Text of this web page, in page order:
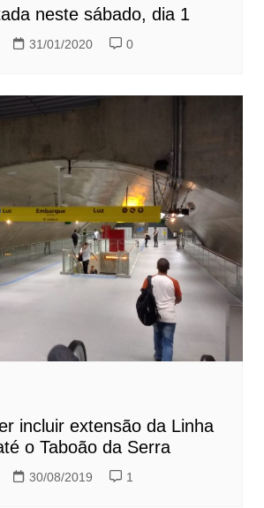
neste sábado, dia 1
31/01/2020 0
incluir extensão da Linha
o Taboão da Serra
30/08/2019 1